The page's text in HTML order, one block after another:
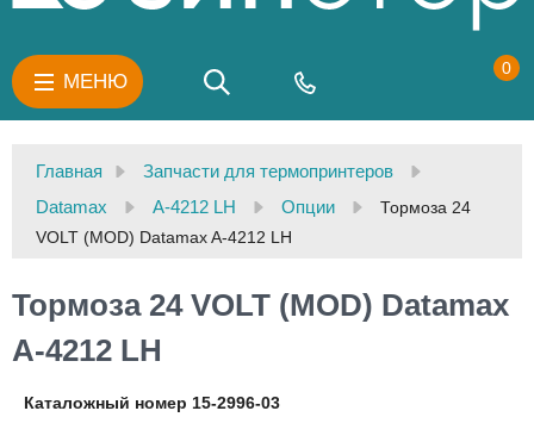
МЕНЮ
0
Главная
Запчасти для термопринтеров
Datamax
A-4212 LH Опции
Тормоза 24
VOLT (MOD) Datamax A-4212 LH
Тормоза 24 VOLT (MOD) Datamax
A-4212 LH
Каталожный номер 15-2996-03